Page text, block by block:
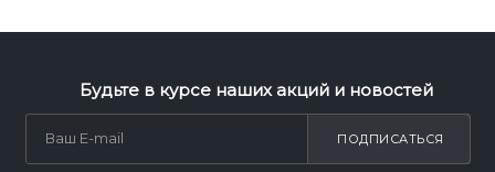
Будьте в курсе наших акций и новостей
ПОДПИСАТЬСЯ